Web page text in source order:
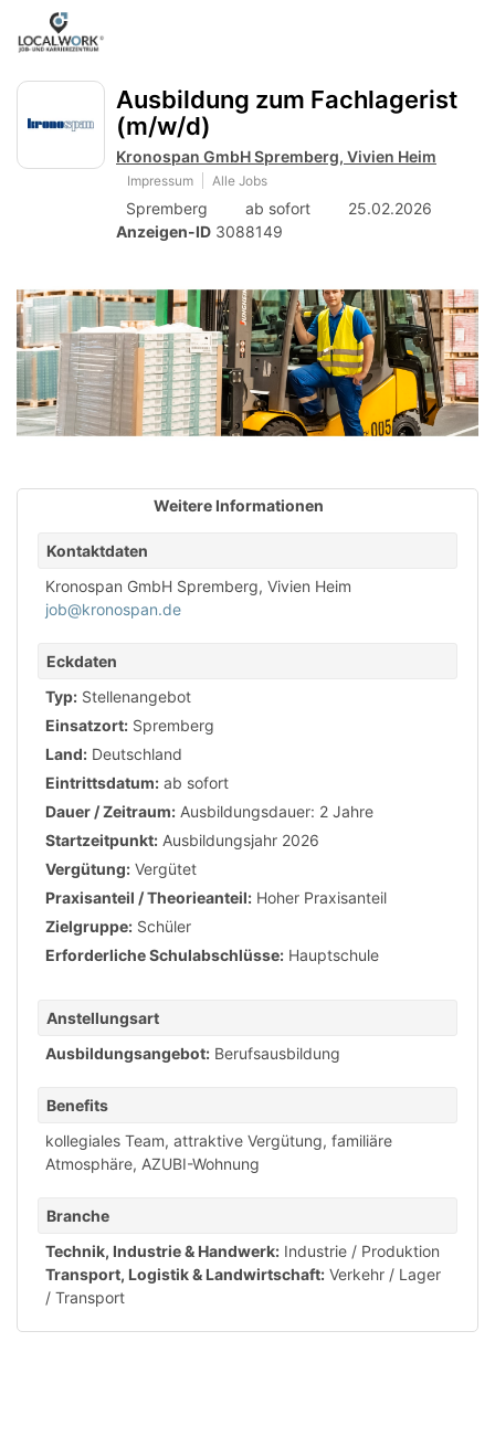
Accessibility
Modus
zur
zum
von
aus
Ausbildung zum Fachlagerist
(m/w/d)
Kronospan GmbH Spremberg, Vivien Heim
Impressum Alle Jobs
Spremberg ab sofort
25.02.2026
Anzeigen-ID 3088149
Weitere Informationen
Kontaktdaten
Kronospan GmbH Spremberg, Vivien Heim
job@kronospan.de
Eckdaten
Typ: Stellenangebot
Einsatzort: Spremberg
Land: Deutschland
Eintrittsdatum: ab sofort
Dauer / Zeitraum: Ausbildungsdauer: 2 Jahre
Startzeitpunkt: Ausbildungsjahr 2026
Vergütung: Vergütet
Praxisanteil / Theorieanteil: Hoher Praxisanteil
Zielgruppe: Schüler
Erforderliche Schulabschlüsse: Hauptschule
Anstellungsart
Ausbildungsangebot: Berufsausbildung
Benefits
kollegiales Team, attraktive Vergütung, familiäre
Atmosphäre, AZUBI-Wohnung
Branche
Technik, Industrie & Handwerk: Industrie / Produktion
Transport, Logistik & Landwirtschaft: Verkehr / Lager
/ Transport